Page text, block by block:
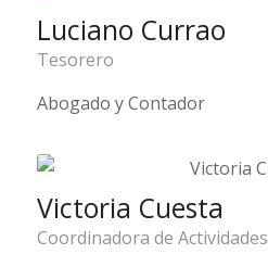
Luciano Currao
Tesorero
Abogado y Contador
Victoria Cuesta
Coordinadora de Actividades